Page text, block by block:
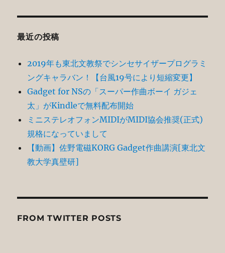
ン
最近の投稿
2019年も東北文教祭でシンセサイザープログラミ
ングキャラバン！【台風19号により短縮変更】
Gadget for NSの「スーパー作曲ボーイ ガジェ
太」がKindleで無料配布開始
ミニステレオフォンMIDIがMIDI協会推奨(正式)
規格になっていまして
【動画】佐野電磁KORG Gadget作曲講演[東北文
教大学真壁研]
FROM TWITTER POSTS